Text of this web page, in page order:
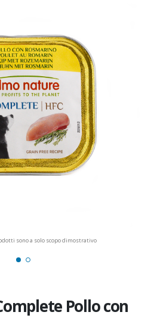
sono a solo scopo dimostrativo
Pollo con